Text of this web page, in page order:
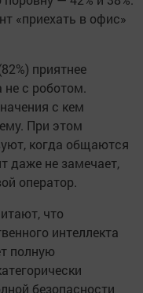
«приехать в офис»
приятнее
с роботом.
с кем
При этом
когда общаются
даже не замечает,
оператор.
что
интеллекта
полную
безопасности